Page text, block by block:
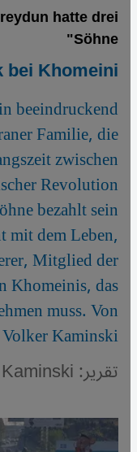
hatte drei
Söhne"
Khomeini
beeindruckend
Familie, die
zwischen
Revolution
bezahlt sein
mit dem Leben,
Mitglied der
Khomeinis, das
muss. Von
Volker Kaminski
تقرير: Volker Kaminski